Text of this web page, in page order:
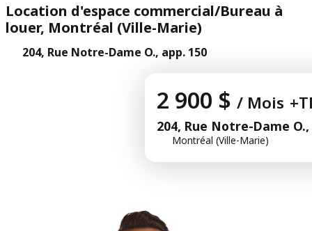
Location d'espace commercial/Bureau à
louer, Montréal (Ville-Marie)
204, Rue Notre-Dame O., app. 150
2 900 $ / Mois
204, Rue Notre-Dame
Montréal (Ville-Marie)